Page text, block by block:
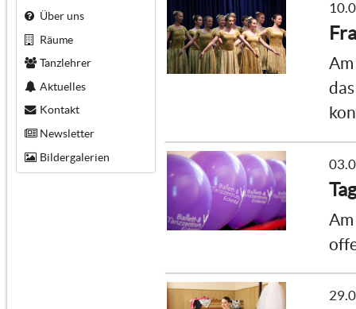
Über uns
Räume
Tanzlehrer
Aktuelles
Kontakt
Newsletter
Bildergalerien